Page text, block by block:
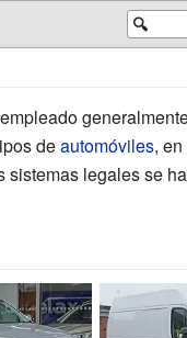
🔍
empleado
deautomóviles,
sistemas legales se